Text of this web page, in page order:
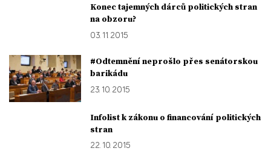
Konec tajemných dárců politických stran
na obzoru?
03. 11. 2015
#Odtemnění neprošlo přes senátorskou
barikádu
23. 10. 2015
Infolist k zákonu o financování politických
stran
22. 10. 2015